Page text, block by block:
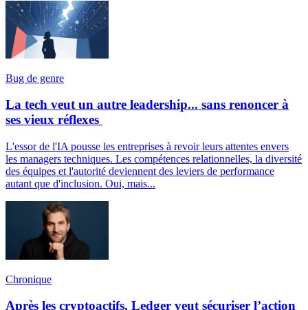
Bug de genre
La tech veut un autre leadership... sans renoncer à
ses vieux réflexes
L'essor de l'IA pousse les entreprises à revoir leurs attentes envers
les managers techniques. Les compétences relationnelles, la diversité
des équipes et l'autorité deviennent des leviers de performance
autant que d'inclusion. Oui, mais...
Chronique
Après les cryptoactifs, Ledger veut sécuriser l’action